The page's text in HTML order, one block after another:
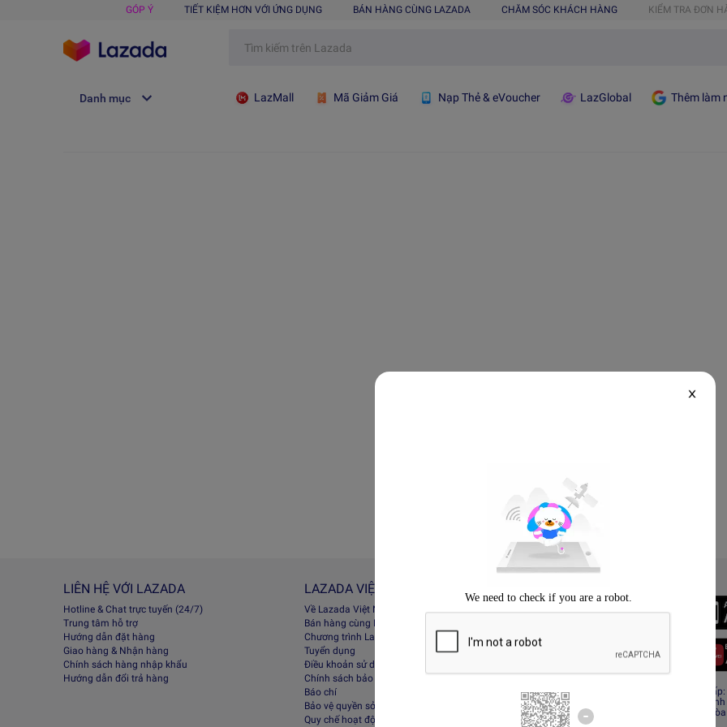
GÓP Ý TIẾT KIỆM HƠN VỚI ỨNG DỤNG BÁN HÀNG CÙNG LAZADA CHĂM SÓC KHÁCH HÀNG KIỂM TRA ĐƠN
Danh mục LazMall Mã Giảm Giá Nạp Thẻ & eVoucher LazGlobal Thêm làm
LIÊN HỆ VỚI LAZADA
Hotline & Chat trực tuyến (24/7)
Trung tâm hỗ trợ
Hướng dẫn đặt hàng
Giao hàng & Nhận hàng
Chính sách hàng nhập khẩu
Hướng dẫn đổi trả hàng
LAZADA VIỆT NAM
Về Lazada Việt Nam
Bán hàng cùng Lazada
Chương trình Lazada Afﬁliate
Tuyển dụng
Điều khoản sử dụng
Chính sách bảo mật
Báo chí
Bảo vệ quyền sở hữu trí tuệ
Quy chế hoạt động sàn Lazada
Always Better
Tải App Lazada
Giấy CNĐKDN: 0308808576 – Ngày
Cơ quan cấp: Phòng Đăng ký kinh
Địa chỉ đăng ký kinh doanh: Tầng 19,
Minh, Việt Nam
X